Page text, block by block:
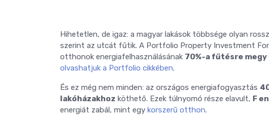
Hihetetlen, de igaz: a magyar lakások többsége olyan
szerint az utcát fűtik. A Portfolio Property Investment
otthonok energiafelhasználásának 70%-a fűtésre megy
olvashatjuk a Portfolio cikkében.
És ez még nem minden: az országos energiafogyasztás
lakóházakhoz köthető. Ezek túlnyomó része elavult, F
energiát zabál, mint egy korszerű otthon.